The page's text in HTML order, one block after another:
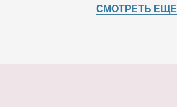
СМОТРЕТЬ ЕЩЕ